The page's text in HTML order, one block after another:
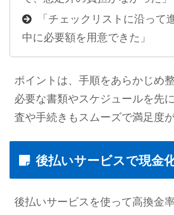
「チェックリストに沿って
中に必要額を用意できた」
ポイントは、手順をあらかじめ
必要な書類やスケジュールを先
査や手続きもスムーズで満足度
後払いサービスで現金
後払いサービスを使って高換金